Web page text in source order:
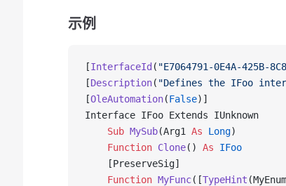
示例
[InterfaceId ( "E7064791-0E4A-425B-
[Description( "Defines the IFoo
[OleAutomation(False)]
Interface IFoo Extends IUnknown
    Sub
MySub(Arg1 As Long)
    Function
Clone() As IFoo
    [PreserveSig]
    Function
MyFunc([TypeHint